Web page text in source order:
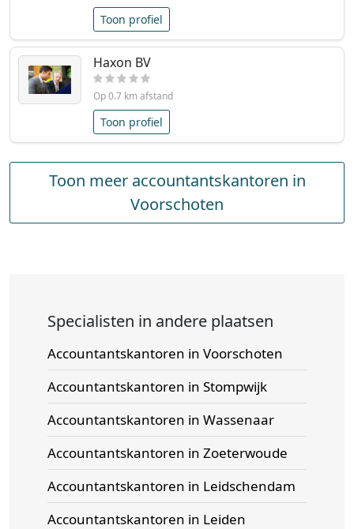
Toon profiel
Haxon BV
Op 0.7 km afstand
Toon profiel
Toon meer accountantskantoren in
Voorschoten
Specialisten in andere plaatsen
Accountantskantoren in Voorschoten
Accountantskantoren in Stompwijk
Accountantskantoren in Wassenaar
Accountantskantoren in Zoeterwoude
Accountantskantoren in Leidschendam
Accountantskantoren in Leiden